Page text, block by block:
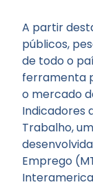
A partir
públicos,
de todo o
ferramenta
o mercado
Indicadores
Trabalho,
Emprego